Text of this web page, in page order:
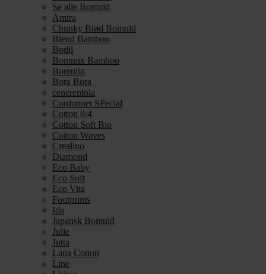
Se alle Bomuld
Amira
Chunky Blød Bomuld
Blend Bamboo
Bodil
Bommix Bamboo
Bomulin
Bora Bora
cenerentola
Cordonnet SPecial
Cotton 8/4
Cotton Soft Bio
Cotton Waves
Crealino
Diamond
Eco Baby
Eco Soft
Eco Vita
Footprints
Ida
Japansk Bomuld
Julie
Jutta
Lana Cotton
Line